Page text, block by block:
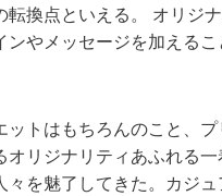
転換点といえる。 オリジ
ンやメッセージを加える
トはもちろんのこと、プ
オリジナリティあふれる
々を魅了してきた。カジ